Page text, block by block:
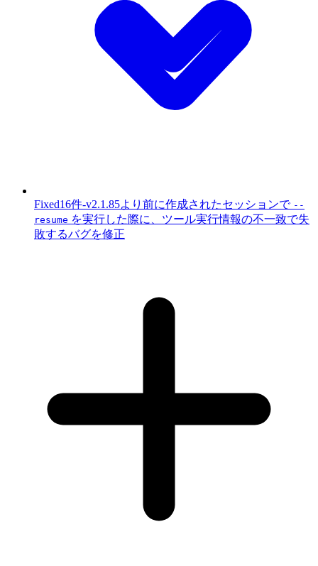
Fixed16件-v2.1.85より前に作成されたセッションで --
resume を実行した際に、ツール実行情報の不一致で失
敗するバグを修正